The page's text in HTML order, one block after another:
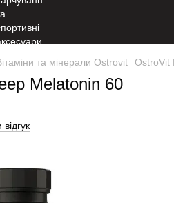
та мінерали Ostrovit OstroVit
Melatonin 60